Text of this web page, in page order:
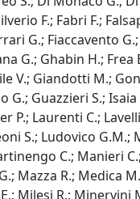
F.; Fabri F.;
G.; Fiaccavento
G.; Ghabin H.; Frea
V.; Giandotti M.;
G.; Guazzieri S.; Isaia
P.; Laurenti C.;
S.; Ludovico G.M.;
C.; Manieri
Mazza R.; Medica
Milesi R.; Minervini